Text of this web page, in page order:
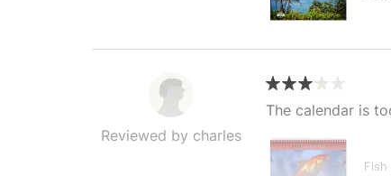
Reviewed by charles
The calendar is
Fish